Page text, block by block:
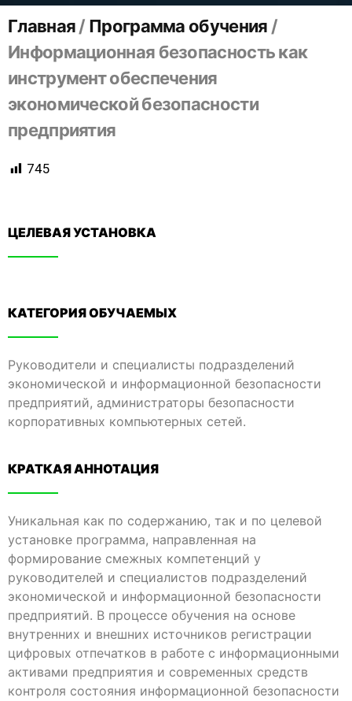
Главная/ Программа обучения /
Информационная безопасность как
инструмент обеспечения
экономической безопасности
предприятия
745
ЦЕЛЕВАЯ УСТАНОВКА
КАТЕГОРИЯ ОБУЧАЕМЫХ​
Руководители и специалисты подразделений
экономической и информационной безопасности
предприятий, администраторы безопасности
корпоративных компьютерных сетей.
КРАТКАЯ АННОТАЦИЯ​
Уникальная как по содержанию, так и по целевой
установке программа, направленная на
формирование смежных компетенций у
руководителей и специалистов подразделений
экономической и информационной безопасности
предприятий. В процессе обучения на основе
внутренних и внешних источников регистрации
цифровых отпечатков в работе с информационными
активами предприятия и современных средств
контроля состояния информационной безопасности